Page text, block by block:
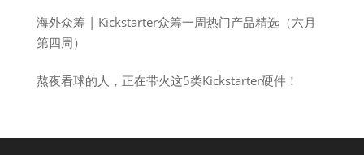
海外众筹 | Kickstarter众筹一周热门产品精选（六月
第四周）
熬夜看球的人，正在带火这5类Kickstarter硬件！